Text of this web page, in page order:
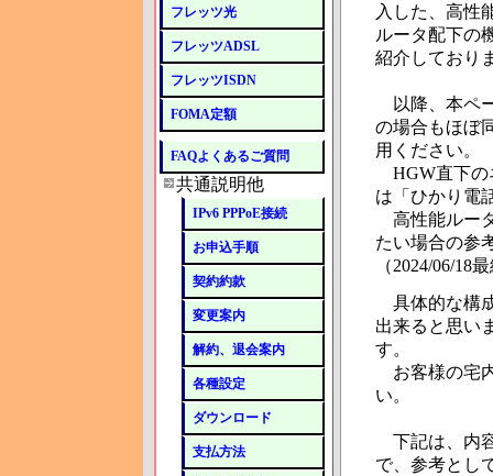
入した、高性
ルータ配下の
紹介しており
以降、本ペ
の場合もほぼ
用ください。
HGW直下の
は「ひかり電
高性能ルー
たい場合の参
（2024/06/18
具体的な構
出来ると思い
す。
お客様の宅
い。
下記は、内
で、参考とし
フレッツ光
フレッツADSL
フレッツISDN
FOMA定額
FAQよくあるご質問
共通説明他
IPv6 PPPoE接続
お申込手順
契約約款
変更案内
解約、退会案内
各種設定
ダウンロード
支払方法